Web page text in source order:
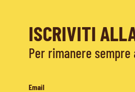
ISCRIVITI
Per rimanere
Email